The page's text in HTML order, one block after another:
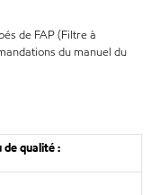
de FAP (Filtre à
du manuel du
de qualité :